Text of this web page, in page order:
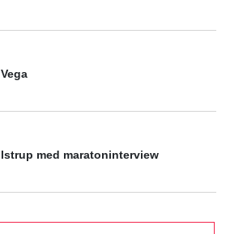
med maratoninterview